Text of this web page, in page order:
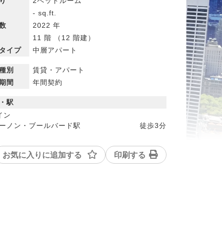
- sq.ft.
2022 年
11 階 （12 階建）
イプ
中層アパート
別
賃貸・アパート
間
年間契約
駅
ン
ノン・ブールバード駅
徒歩3分
お気に入りに追加する 印刷する